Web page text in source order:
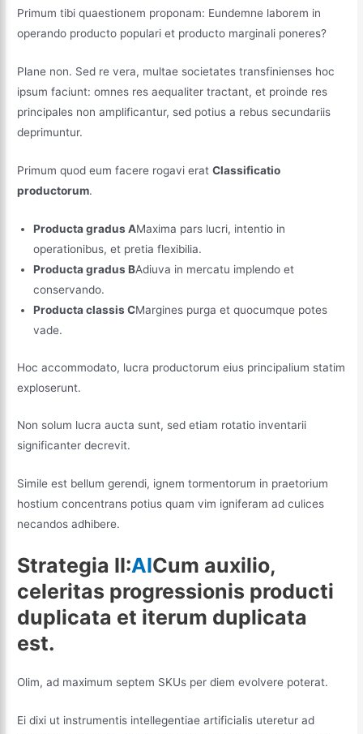
Primum tibi quaestionem proponam: Eundemne laborem in
operando producto populari et producto marginali poneres?
Plane non. Sed re vera, multae societates transfinienses hoc
ipsum faciunt: omnes res aequaliter tractant, et proinde res
principales non amplificantur, sed potius a rebus secundariis
deprimuntur.
Primum quod eum facere rogavi eratClassificatio
productorum.
Producta gradus AMaxima pars lucri, intentio in
operationibus, et pretia flexibilia.
Producta gradus BAdiuva in mercatu implendo et
conservando.
Producta classis CMargines purga et quocumque potes
vade.
Hoc accommodato, lucra productorum eius principalium statim
exploserunt.
Non solum lucra aucta sunt, sed etiam rotatio inventarii
significanter decrevit.
Simile est bellum gerendi, ignem tormentorum in praetorium
hostium concentrans potius quam vim igniferam ad culices
necandos adhibere.
Strategia II:AICum auxilio,
celeritas progressionis producti
duplicata et iterum duplicata
est.
Olim, ad maximum septem SKUs per diem evolvere poterat.
Ei dixi ut instrumentis intellegentiae artificialis uteretur ad